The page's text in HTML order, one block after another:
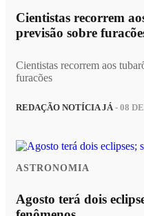
Cientistas recorrem
previsão sobre
Cientistas recorrem aos
furacões
REDAÇÃO NOTÍCIA JÁ - 08
ASTRONOMIA
Agosto terá dois